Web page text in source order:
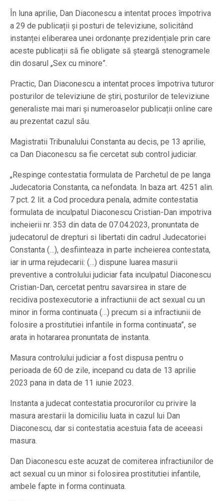
În luna aprilie, Dan Diaconescu a intentat proces împotriva
a 29 de publicații și posturi de televiziune, solicitând
instanței eliberarea unei ordonanțe prezidențiale prin care
aceste publicații să fie obligate să șteargă stenogramele
din dosarul „Sex cu minore”.
Practic, Dan Diaconescu a intentat proces împotriva tuturor
posturilor de televiziune de știri, posturilor de televiziune
generaliste mai mari și numeroaselor publicații online care
au prezentat cazul său.
Magistratii Tribunalului Constanta au decis, pe 13 aprilie,
ca Dan Diaconescu sa fie cercetat sub control judiciar.
„Respinge contestatia formulata de Parchetul de pe langa
Judecatoria Constanta, ca nefondata. In baza art. 4251 alin.
7 pct. 2 lit. a Cod procedura penala, admite contestatia
formulata de inculpatul Diaconescu Cristian-Dan impotriva
incheierii nr. 353 din data de 07.04.2023, pronuntata de
judecatorul de drepturi si libertati din cadrul Judecatoriei
Constanta (…), desfiinteaza in parte incheierea contestata,
iar in urma rejudecarii: (…) dispune luarea masurii
preventive a controlului judiciar fata inculpatul Diaconescu
Cristian-Dan, cercetat pentru savarsirea in stare de
recidiva postexecutorie a infractiunii de act sexual cu un
minor in forma continuata (…) precum si a infractiunii de
folosire a prostitutiei infantile in forma continuata”, se
arata in hotararea pronuntata de instanta.
Masura controlului judiciar a fost dispusa pentru o
perioada de 60 de zile, incepand cu data de 13 aprilie
2023 pana in data de 11 iunie 2023.
Instanta a judecat contestatia procurorilor cu privire la
masura arestarii la domiciliu luata in cazul lui Dan
Diaconescu, dar si contestatia acestuia fata de aceeasi
masura.
Dan Diaconescu este acuzat de comiterea infractiunilor de
act sexual cu un minor si folosirea prostitutiei infantile,
ambele fapte in forma continuata.